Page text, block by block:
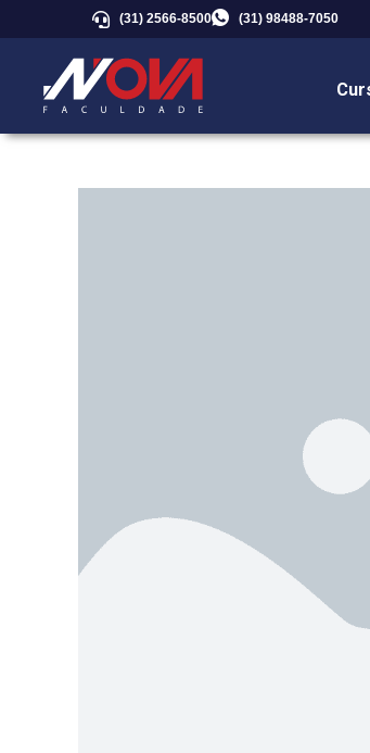
(31) 2566-8500 (31) 98488-7050